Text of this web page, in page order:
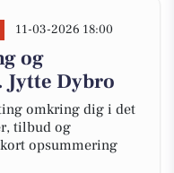
11-03-2026 18:00
og
Jytte Dybro
omkring dig i det
tilbud og
opsummering